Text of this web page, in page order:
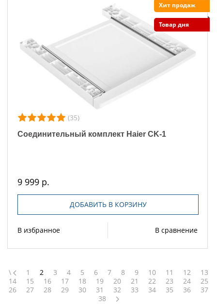
Хит продаж
Товар дня
(35)
Соединительный комплект Haier CK-1
9 999 р.
ДОБАВИТЬ В КОРЗИНУ
В избранное В сравнение
\ 1 2 3 4 5 6 7 8 9 10 11 12
13
14
15 16 17 18 19 20 21 22 23 24
25
26
27 28 29 30 31 32 33 34 35 36
37
38